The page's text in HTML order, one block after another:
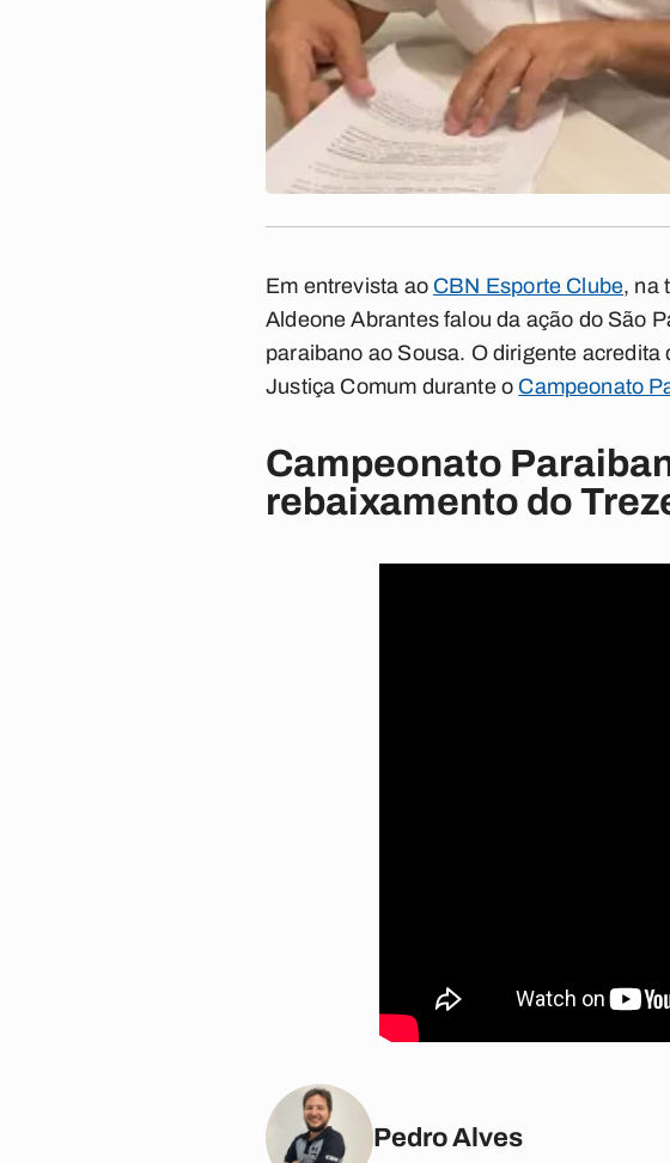
Em entrevista ao CBN Esporte Clube, na
Aldeone Abrantes falou da ação do São
paraibano ao Sousa. O dirigente
Justiça Comum durante o Campeonato
Campeonato
rebaixamento do
Pedro Alves